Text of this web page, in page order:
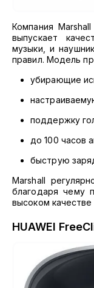
Компания
выпускает
музыки, и
правил. Модель
убирающие
поддержку
до 100 часов
быструю
Marshall
благодаря чему
высоком качестве
HUAWEI